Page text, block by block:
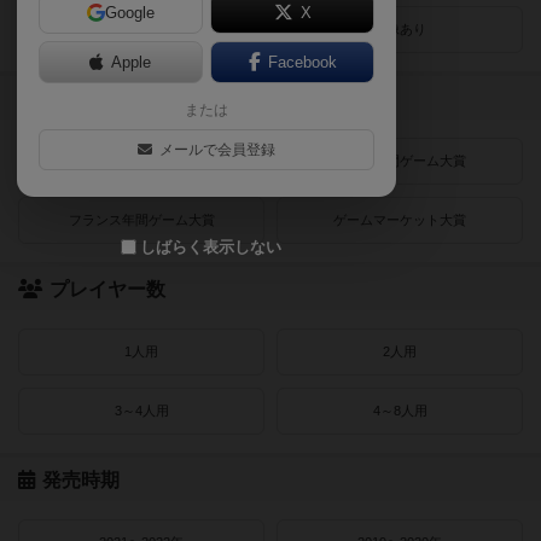
画像あり
ドイツゲーム大賞 ドイツ年間ゲーム大賞
フランス年間ゲーム大賞 ゲームマーケット大賞
プレイヤー数
1人用 2人用
3～4人用 4～8人用
発売時期
Google X
Apple Facebook
または
メールで会員登録
しばらく表示しない